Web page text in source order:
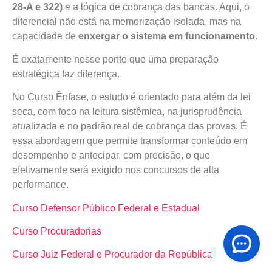
28-A e 322) e a lógica de cobrança das bancas. Aqui, o
diferencial não está na memorização isolada, mas na
capacidade de enxergar o sistema em funcionamento.
É exatamente nesse ponto que uma preparação
estratégica faz diferença.
No Curso Ênfase, o estudo é orientado para além da lei
seca, com foco na leitura sistêmica, na jurisprudência
atualizada e no padrão real de cobrança das provas. É
essa abordagem que permite transformar conteúdo em
desempenho e antecipar, com precisão, o que
efetivamente será exigido nos concursos de alta
performance.
Curso Defensor Público Federal e Estadual
Curso Procuradorias
Curso Juiz Federal e Procurador da República